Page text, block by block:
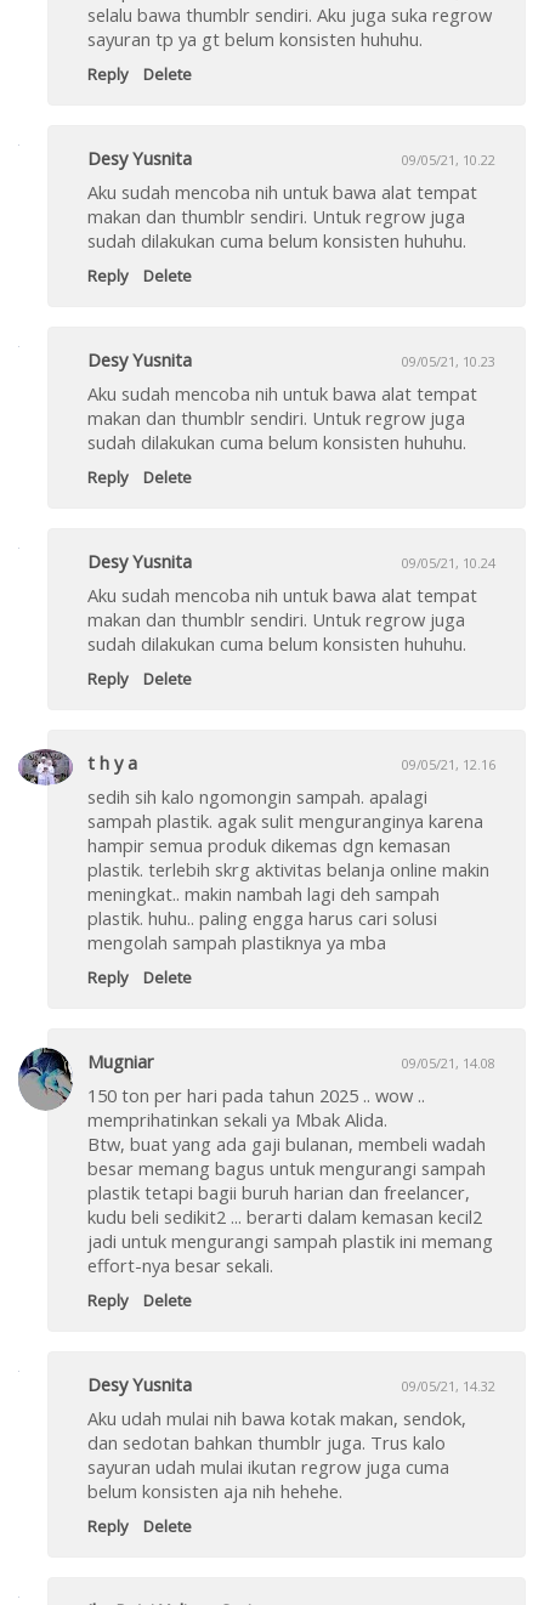
selalu bawa thumblr sendiri. Aku juga suka regrow
sayuran tp ya gt belum konsisten huhuhu.
Reply Delete
Desy Yusnita 09/05/21, 10.22
Aku sudah mencoba nih untuk bawa alat tempat
makan dan thumblr sendiri. Untuk regrow juga
sudah dilakukan cuma belum konsisten huhuhu.
Reply Delete
Desy Yusnita 09/05/21, 10.23
Aku sudah mencoba nih untuk bawa alat tempat
makan dan thumblr sendiri. Untuk regrow juga
sudah dilakukan cuma belum konsisten huhuhu.
Reply Delete
Desy Yusnita 09/05/21, 10.24
Aku sudah mencoba nih untuk bawa alat tempat
makan dan thumblr sendiri. Untuk regrow juga
sudah dilakukan cuma belum konsisten huhuhu.
Reply Delete
t h y a 09/05/21, 12.16
sedih sih kalo ngomongin sampah. apalagi
sampah plastik. agak sulit menguranginya karena
hampir semua produk dikemas dgn kemasan
plastik. terlebih skrg aktivitas belanja online makin
meningkat.. makin nambah lagi deh sampah
plastik. huhu.. paling engga harus cari solusi
mengolah sampah plastiknya ya mba
Reply Delete
Mugniar 09/05/21, 14.08
150 ton per hari pada tahun 2025 .. wow ..
memprihatinkan sekali ya Mbak Alida.
Btw, buat yang ada gaji bulanan, membeli wadah
besar memang bagus untuk mengurangi sampah
plastik tetapi bagii buruh harian dan freelancer,
kudu beli sedikit2 ... berarti dalam kemasan kecil2
jadi untuk mengurangi sampah plastik ini memang
effort-nya besar sekali.
Reply Delete
Desy Yusnita 09/05/21, 14.32
Aku udah mulai nih bawa kotak makan, sendok,
dan sedotan bahkan thumblr juga. Trus kalo
sayuran udah mulai ikutan regrow juga cuma
belum konsisten aja nih hehehe.
Reply Delete